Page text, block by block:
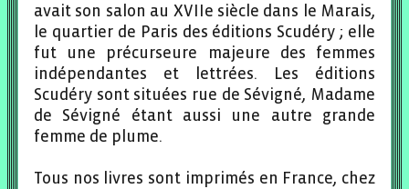
avait son salon au XVIIe siècle dans le Marais,
le quartier de Paris des éditions Scudéry ; elle
fut une précurseure majeure des femmes
indépendantes et lettrées. Les éditions
Scudéry sont situées rue de Sévigné, Madame
de Sévigné étant aussi une autre grande
femme de plume.
Tous nos livres sont imprimés en France, chez